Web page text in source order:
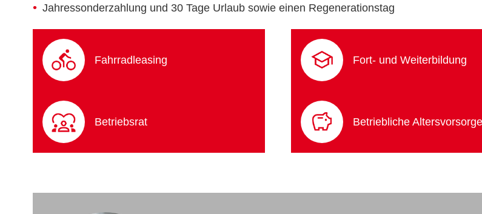
Jahressonderzahlung und 30 Tage Urlaub sowie einen Regenerationstag
Fahrradleasing Fort- und Weiterbildung
Betriebsrat Betriebliche Altersvorsorge